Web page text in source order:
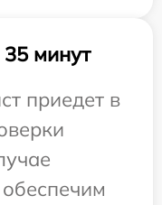
минут
приедет в